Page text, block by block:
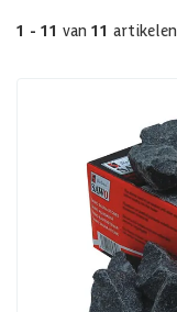
1 - 11 van 11 artikelen